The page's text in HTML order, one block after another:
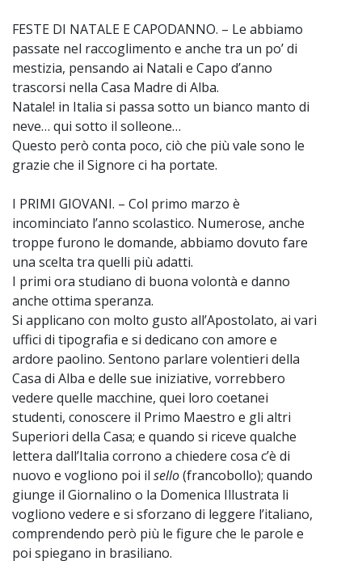
FESTE DI NATALE E CAPODANNO. – Le abbiamo
passate nel raccoglimento e anche tra un po’ di
mestizia, pensando ai Natali e Capo d’anno
trascorsi nella Casa Madre di Alba.
Natale! in Italia si passa sotto un bianco manto di
neve… qui sotto il solleone…
Questo però conta poco, ciò che più vale sono le
grazie che il Signore ci ha portate.
I PRIMI GIOVANI. – Col primo marzo è
incominciato l’anno scolastico. Numerose, anche
troppe furono le domande, abbiamo dovuto fare
una scelta tra quelli più adatti.
I primi ora studiano di buona volontà e danno
anche ottima speranza.
Si applicano con molto gusto all’Apostolato, ai vari
uffici di tipografia e si dedicano con amore e
ardore paolino. Sentono parlare volentieri della
Casa di Alba e delle sue iniziative, vorrebbero
vedere quelle macchine, quei loro coetanei
studenti, conoscere il Primo Maestro e gli altri
Superiori della Casa; e quando si riceve qualche
lettera dall’Italia corrono a chiedere cosa c’è di
nuovo e vogliono poi il sello(francobollo); quando
giunge il Giornalino o la Domenica Illustrata li
vogliono vedere e si sforzano di leggere l’italiano,
comprendendo però più le figure che le parole e
poi spiegano in brasiliano.